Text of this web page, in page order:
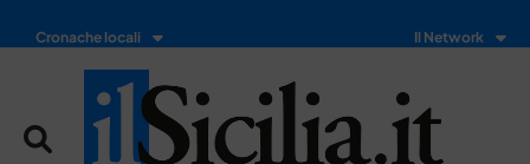
Cronache locali Il Network